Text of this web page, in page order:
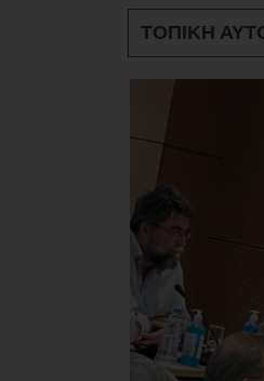
LIFESTYLE
ΕΞΟΔΟΣ
ΠΕΡΙΒΑΛΛΟΝ
ΚΑΤΟΙΚΙΔΙΟ
ΤΟΠΙΚΗ